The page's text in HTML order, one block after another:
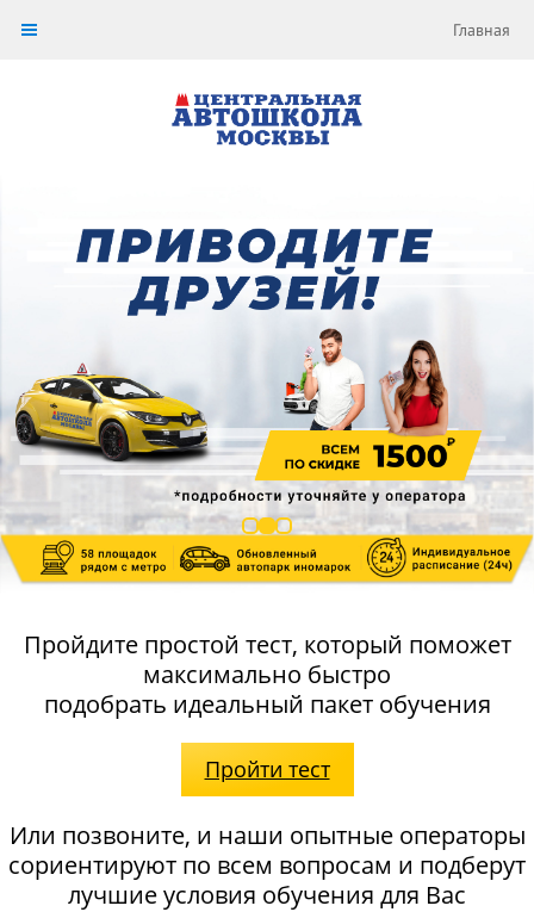
Главная
Пройдите простой тест, который поможет
максимально быстро
подобрать идеальный пакет обучения
Пройти тест
Или позвоните, и наши опытные операторы
сориентируют по всем вопросам и подберут
лучшие условия обучения для Вас